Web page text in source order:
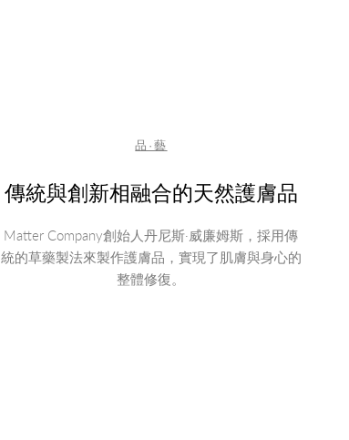
品·藝
傳統與創新相融合的天然護膚品
Matter Company創始人丹尼斯·威廉姆斯，採用傳
統的草藥製法來製作護膚品，實現了肌膚與身心的
整體修復。